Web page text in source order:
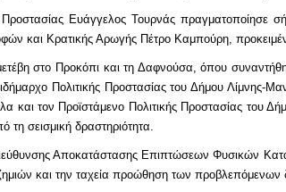
Ευάγγελος Τουρνάς πραγματοποίησε
και Κρατικής Αρωγής Πέτρο Καμπούρη,
στο Προκόπι και τη Δαφνούσα, όπου
Πολιτικής Προστασίας του Δήμου Λίμνης-
και τον Προϊστάμενο Πολιτικής Προστασίας του
τη σεισμική δραστηριότητα.
Αποκατάστασης Επιπτώσεων Φυσικών
και την ταχεία προώθηση των προβλεπόμενων